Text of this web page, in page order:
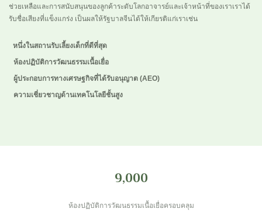
ช่วยเหลือและการสนับสนุนของลูกค้าระดับโลกอาจารย์และเจ้าหน้าที่ของเราเราได้
รับชื่อเสียงที่แข็งแกร่ง เป็นผลให้รัฐบาลจีนได้ให้เกียรติแก่เราเช่น
หนึ่งในสถานรับเลี้ยงเด็กที่ดีที่สุด
ห้องปฏิบัติการวัฒนธรรมเนื้อเยื่อ
ผู้ประกอบการทางเศรษฐกิจที่ได้รับอนุญาต (AEO)
ความเชี่ยวชาญด้านเทคโนโลยีชั้นสูง
9,000
ห้องปฏิบัติการวัฒนธรรมเนื้อเยื่อครอบคลุม